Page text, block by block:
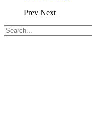
Prev Next